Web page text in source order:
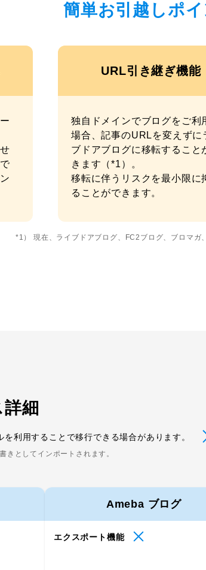
簡単お引越しポイ
URL引き継ぎ機能
独自ドメインでブログをご利
場合、記事のURLを変えずに
ブドアブログに移転すること
きます（*1）。
移転に伴うリスクを最小限に
ることができます。
*1） 現在、ライブドアブログ、FC2ブログ、ブロマ
細
を利用することで移行できる場合があります。
としてインポートされます。
Ameba ブログ
エクスポート機能